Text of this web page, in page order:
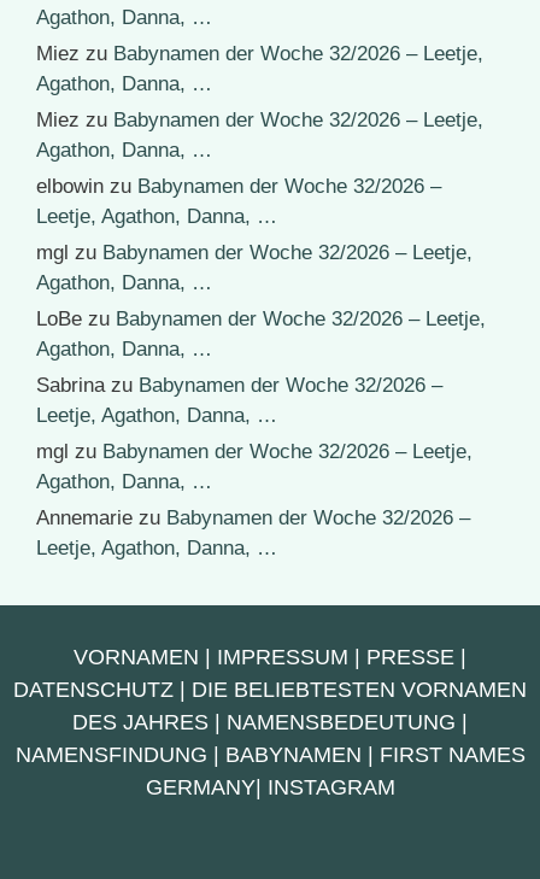
Agathon, Danna, …
Miez zu Babynamen der Woche 32/2026 – Leetje,
Agathon, Danna, …
Miez zu Babynamen der Woche 32/2026 – Leetje,
Agathon, Danna, …
elbowin zu Babynamen der Woche 32/2026 –
Leetje, Agathon, Danna, …
mgl zu Babynamen der Woche 32/2026 – Leetje,
Agathon, Danna, …
LoBe zu Babynamen der Woche 32/2026 – Leetje,
Agathon, Danna, …
Sabrinazu Babynamen der Woche 32/2026 –
Leetje, Agathon, Danna, …
mgl zu Babynamen der Woche 32/2026 – Leetje,
Agathon, Danna, …
Annemarie zu Babynamen der Woche 32/2026 –
Leetje, Agathon, Danna, …
VORNAMEN IMPRESSUM PRESSE
DATENSCHUTZ
DIE BELIEBTESTEN VORNAMEN
DES JAHRES
NAMENSBEDEUTUNG
NAMENSFINDUNG
BABYNAMEN
FIRST NAMES
GERMANY| INSTAGRAM